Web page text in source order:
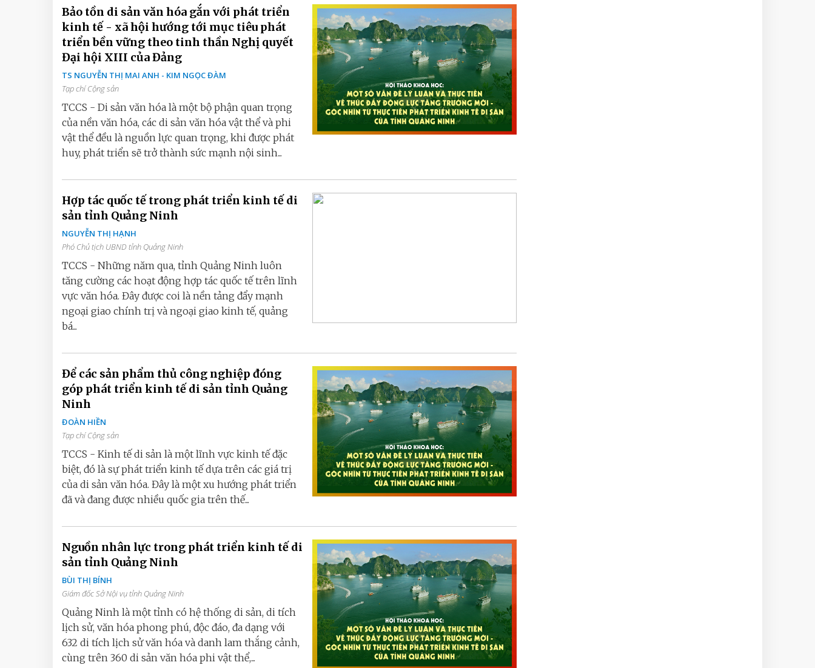
Bảo tồn di sản văn hóa gắn với phát triển
kinh tế - xã hội hướng tới mục tiêu phát
triển bền vững theo tinh thần Nghị quyết
Đại hội XIII của Đảng
TS NGUYỄN THỊ MAI ANH - KIM NGỌC ĐÀM
Tạp chí Cộng sản
TCCS - Di sản văn hóa là một bộ phận quan trọng
của nền văn hóa, các di sản văn hóa vật thể và phi
vật thể đều là nguồn lực quan trọng, khi được phát
huy, phát triển sẽ trở thành sức mạnh nội sinh...
Hợp tác quốc tế trong phát triển kinh tế di
sản tỉnh Quảng Ninh
NGUYỄN THỊ HẠNH
Phó Chủ tịch UBND tỉnh Quảng Ninh
TCCS - Những năm qua, tỉnh Quảng Ninh luôn
tăng cường các hoạt động hợp tác quốc tế trên lĩnh
vực văn hóa. Đây được coi là nền tảng đẩy mạnh
ngoại giao chính trị và ngoại giao kinh tế, quảng
bá...
Để các sản phẩm thủ công nghiệp đóng
góp phát triển kinh tế di sản tỉnh Quảng
Ninh
ĐOÀN HIỀN
Tạp chí Cộng sản
TCCS - Kinh tế di sản là một lĩnh vực kinh tế đặc
biệt, đó là sự phát triển kinh tế dựa trên các giá trị
của di sản văn hóa. Đây là một xu hướng phát triển
đã và đang được nhiều quốc gia trên thế...
Nguồn nhân lực trong phát triển kinh tế di
sản tỉnh Quảng Ninh
BÙI THỊ BÍNH
Giám đốc Sở Nội vụ tỉnh Quảng Ninh
Quảng Ninh là một tỉnh có hệ thống di sản, di tích
lịch sử, văn hóa phong phú, độc đáo, đa dạng với
632 di tích lịch sử văn hóa và danh lam thắng cảnh,
cùng trên 360 di sản văn hóa phi vật thể,...